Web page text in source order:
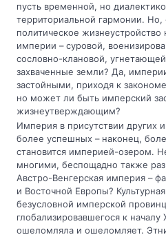
пусть временной, но
территориальной гармонии. Но,
политическое
империи – суровой,
сословно-клановой,
захваченные земли? Да,
застойными, приходя к
но может ли быть имперский
жизнеутверждающим?
Империя в присутствии других
более успешных – наконец,
становится империей-озером.
многими, беспощадно также
Австро-Венгерская империя –
и Восточной Европы?
безусловной имперской
глобализировавшегося к
ошеломляла и ошеломляет.